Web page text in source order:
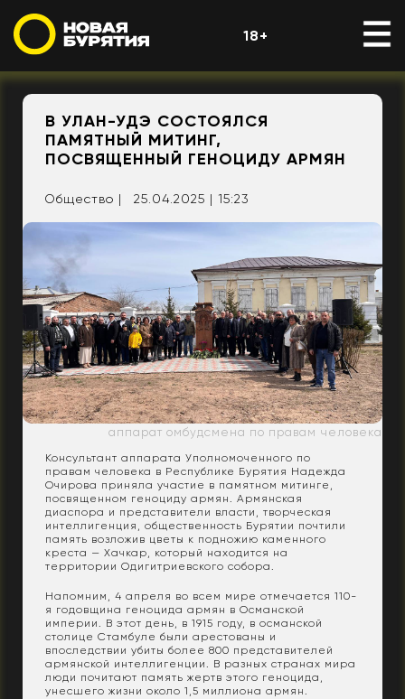
18+
В УЛАН-УДЭ СОСТОЯЛСЯ
ПАМЯТНЫЙ МИТИНГ,
ПОСВЯЩЕННЫЙ ГЕНОЦИДУ АРМЯН
Общество | 25.04.2025 | 15:23
аппарат омбудсмена по правам человека
Консультант аппарата Уполномоченного по
правам человека в Республике Бурятия Надежда
Очирова приняла участие в памятном митинге,
посвященном геноциду армян. Армянская
диаспора и представители власти, творческая
интеллигенция, общественность Бурятии почтили
память возложив цветы к подножию каменного
креста — Хачкар, который находится на
территории Одигитриевского собора.
Напомним, 4 апреля во всем мире отмечается 110-
я годовщина геноцида армян в Османской
империи. В этот день, в 1915 году, в османской
столице Стамбуле были арестованы и
впоследствии убиты более 800 представителей
армянской интеллигенции. В разных странах мира
люди почитают память жертв этого геноцида,
унесшего жизни около 1,5 миллиона армян.